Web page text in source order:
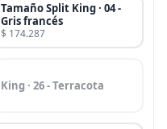
Tamaño Split King · 04 -
Gris francés
$ 174.287
King · 26 - Terracota